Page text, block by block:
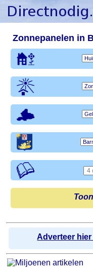
Zonnepanelen in
Adverteer